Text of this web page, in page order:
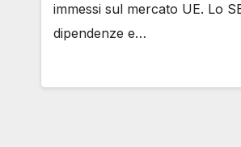
immessi sul mercato UE. Lo
dipendenze e…